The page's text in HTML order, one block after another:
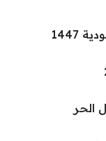
الحر